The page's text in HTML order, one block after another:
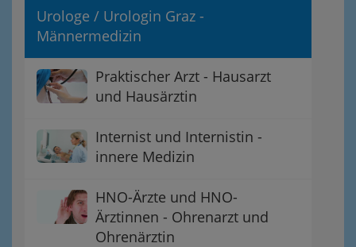
Urologe / Urologin Graz -
Männermedizin
Praktischer Arzt - Hausarzt
und Hausärztin
Internist und Internistin -
innere Medizin
HNO-Ärzte und HNO-
Ärztinnen - Ohrenarzt und
Ohrenärztin